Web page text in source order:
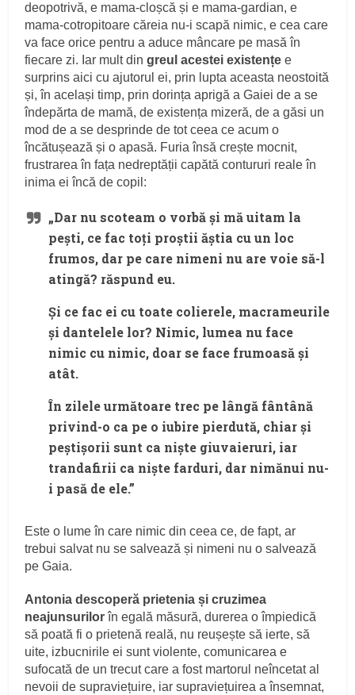
deopotrivă, e mama-cloșcă și e mama-gardian, e
mama-cotropitoare căreia nu-i scapă nimic, e cea care
va face orice pentru a aduce mâncare pe masă în
fiecare zi. Iar mult dingreul acestei existențe e
surprins aici cu ajutorul ei, prin lupta aceasta neostoită
și, în același timp, prin dorința aprigă a Gaiei de a se
îndepărta de mamă, de existența mizeră, de a găsi un
mod de a se desprinde de tot ceea ce acum o
încătușează și o apasă. Furia însă crește mocnit,
frustrarea în fața nedreptății capătă contururi reale în
inima ei încă de copil:
„Dar nu scoteam o vorbă și mă uitam la
pești, ce fac toți proștii ăștia cu un loc
frumos, dar pe care nimeni nu are voie să-l
atingă? răspund eu.
Și ce fac ei cu toate colierele, macrameurile
și dantelele lor? Nimic, lumea nu face
nimic cu nimic, doar se face frumoasă și
atât.
În zilele următoare trec pe lângă fântână
privind-o ca pe o iubire pierdută, chiar și
peștișorii sunt ca niște giuvaieruri, iar
trandafirii ca niște farduri, dar nimănui nu-
i pasă de ele.”
Este o lume în care nimic din ceea ce, de fapt, ar
trebui salvat nu se salvează și nimeni nu o salvează
pe Gaia.
Antonia descoperă prietenia și cruzimea
neajunsurilorîn egală măsură, durerea o împiedică
să poată fi o prietenă reală, nu reușește să ierte, să
uite, izbucnirile ei sunt violente, comunicarea e
sufocată de un trecut care a fost martorul neîncetat al
nevoii de supraviețuire, iar supraviețuirea a însemnat,